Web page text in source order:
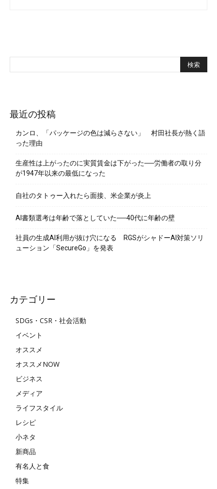
最近の投稿
カンロ、「パッケージの色は減らさない」 村田社長が熱く語
った理由
生産性は上がったのに実質賃金は下がった──労働者の取り分
が1947年以来の最低になった
自社のタトゥー入れたら面接、米企業が炎上
AI書類選考は年齢で落としていた──40代に年齢の壁
社員の生成AI利用が抜け穴になる RGSがシャドーAI対策ソリ
ューション「SecureGo」を発表
カテゴリー
SDGs・CSR・社会活動
イベント
オススメ
オススメNOW
ビジネス
メディア
ライフスタイル
レシピ
小ネタ
新商品
有名人と食
特集